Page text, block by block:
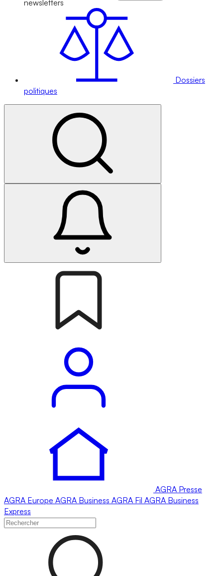
newsletters
Dossiers
politiques
AGRA Presse
AGRA Europe AGRA Business AGRA Fil AGRA Business
Express